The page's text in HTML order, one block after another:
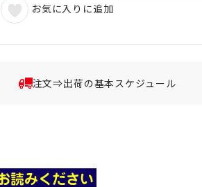
お気に入りに追加
注文⇒出荷の基本スケジュール